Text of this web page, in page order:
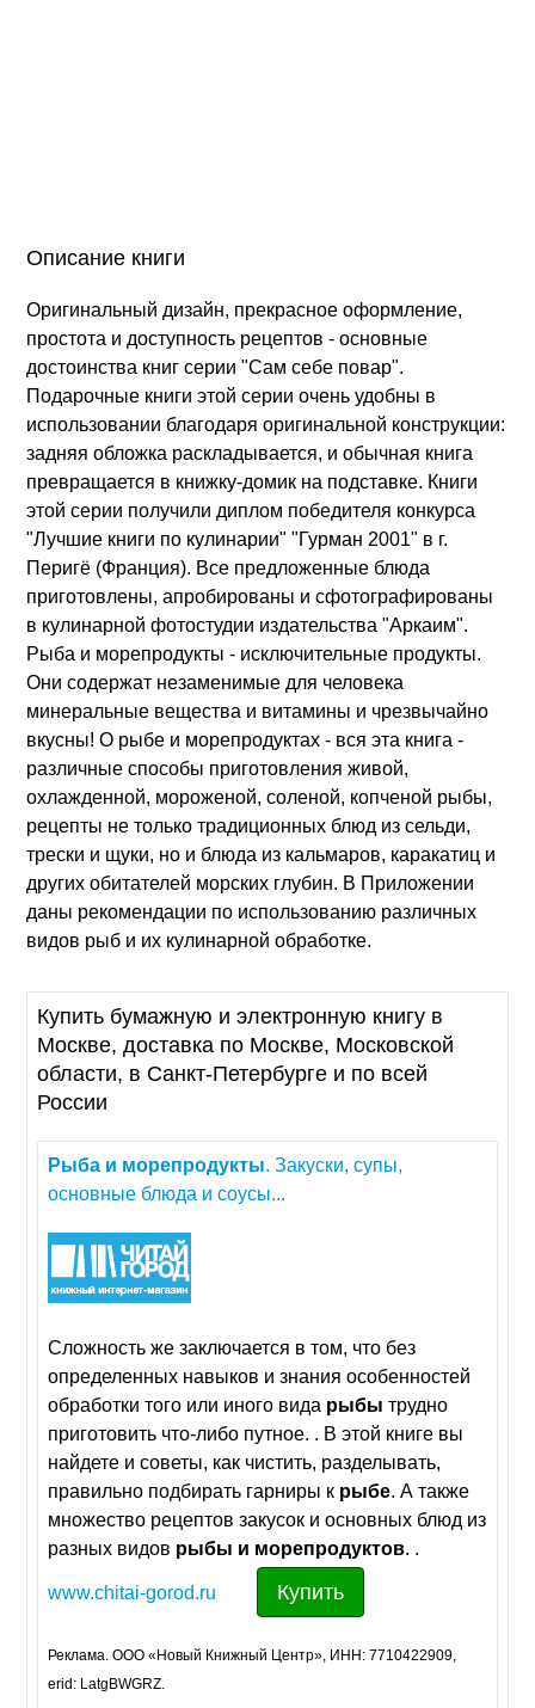
Описание книги
Оригинальный дизайн, прекрасное оформление,
простота и доступность рецептов - основные
достоинства книг серии "Сам себе повар".
Подарочные книги этой серии очень удобны в
использовании благодаря оригинальной конструкции:
задняя обложка раскладывается, и обычная книга
превращается в книжку-домик на подставке. Книги
этой серии получили диплом победителя конкурса
"Лучшие книги по кулинарии" "Гурман 2001" в г.
Перигё (Франция). Все предложенные блюда
приготовлены, апробированы и сфотографированы
в кулинарной фотостудии издательства "Аркаим".
Рыба и морепродукты - исключительные продукты.
Они содержат незаменимые для человека
минеральные вещества и витамины и чрезвычайно
вкусны! О рыбе и морепродуктах - вся эта книга -
различные способы приготовления живой,
охлажденной, мороженой, соленой, копченой рыбы,
рецепты не только традиционных блюд из сельди,
трески и щуки, но и блюда из кальмаров, каракатиц и
других обитателей морских глубин. В Приложении
даны рекомендации по использованию различных
видов рыб и их кулинарной обработке.
Купить бумажную и электронную книгу в
Москве, доставка по Москве, Московской
области, в Санкт-Петербурге и по всей
России
Рыба и морепродукты. Закуски, супы,
основные блюда и соусы...
Сложность же заключается в том, что без
определенных навыков и знания особенностей
обработки того или иного вида рыбы трудно
приготовить что-либо путное. . В этой книге вы
найдете и советы, как чистить, разделывать,
правильно подбирать гарниры к рыбе. А также
множество рецептов закусок и основных блюд из
разных видов рыбы и морепродуктов. .
www.chitai-gorod.ru Купить
Реклама. ООО «Новый Книжный Центр», ИНН: 7710422909,
erid: LatgBWGRZ.